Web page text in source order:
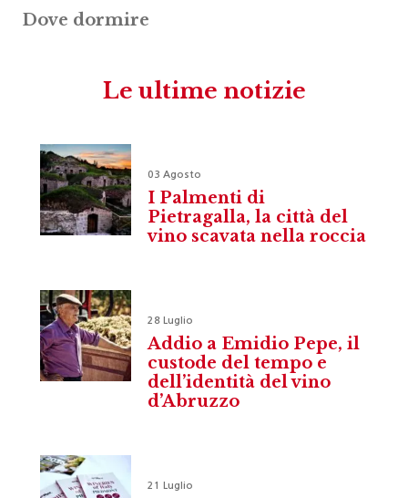
Dove dormire
Le ultime notizie
03 Agosto
I Palmenti di
Pietragalla, la città del
vino scavata nella roccia
28 Luglio
Addio a Emidio Pepe, il
custode del tempo e
dell’identità del vino
d’Abruzzo
21 Luglio